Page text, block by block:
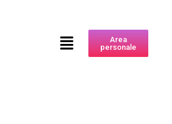
Area
personale